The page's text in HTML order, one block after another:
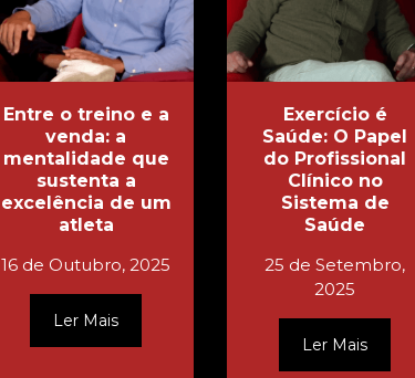
Entre o treino e a
venda: a
mentalidade que
sustenta a
excelência de um
atleta
16 de Outubro, 2025
Ler Mais
Exercício é
Saúde: O Papel
do Profissional
Clínico no
Sistema de
Saúde
25 de Setembro,
2025
Ler Mais